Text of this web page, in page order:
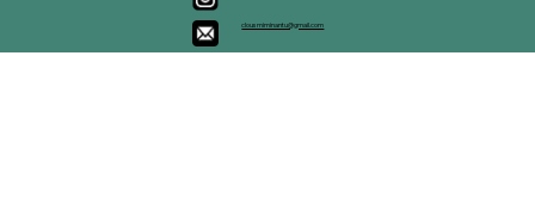
clousmiminantu@gmail.com